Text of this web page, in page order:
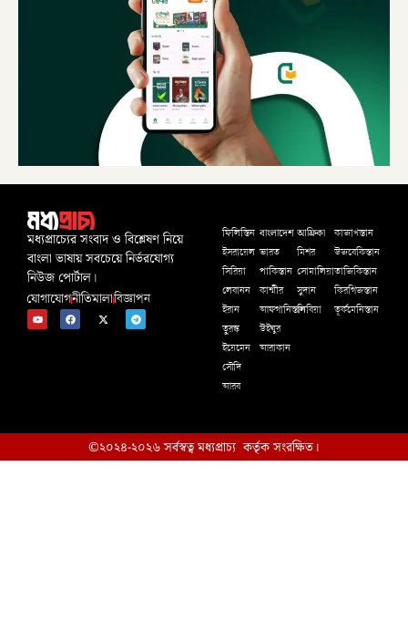
মধ্যপ্রাচ্যের সংবাদ ও বিশ্লেষণ নিয়ে
বাংলা ভাষায় সবচেয়ে নির্ভরযোগ্য
নিউজ পোর্টাল।
যোগাযোগনীতিমালাবিজ্ঞাপন
ফিলিস্তিন
ইসরায়েল
সিরিয়া
লেবানন
ইরান
তুরস্ক
ইয়েমেন
সৌদি
আরব
বাংলাদেশ
ভারত
পাকিস্তান
কাশ্মীর
আফগানিস্তান
উইঘুর
আরাকান
আফ্রিকা
মিশর
সোমালিয়া
সুদান
লিবিয়া
কাজাখস্তান
উজবেকিস্তান
তাজিকিস্তান
কিরগিজস্তান
তূর্কমেনিস্তান
©২০২৪-২০২৬ সর্বস্বত্ব মধ্যপ্রাচ্য কর্তৃক সংরক্ষিত।